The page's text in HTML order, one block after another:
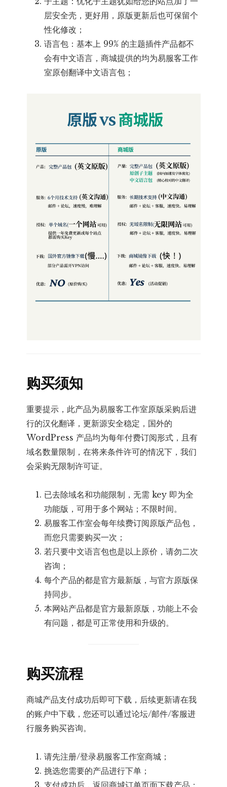
层安全壳，更好用，原版更新后也可保留个
性化修改；
语言包：基本上 99% 的主题插件产品都不
会有中文语言，商城提供的均为易服客工作
室原创翻译中文语言包；
购买须知
重要提示，此产品为易服客工作室原版采购后进
行的汉化翻译，更新源安全稳定，国外的
WordPress 产品均为每年付费订阅形式，且有
域名数量限制，在将来条件许可的情况下，我们
会采购无限制许可证。
已去除域名和功能限制，无需 key 即为全
功能版，可用于多个网站；不限时间。
易服客工作室会每年续费订阅原版产品包，
而您只需要购买一次；
若只要中文语言包也是以上原价，请勿二次
咨询；
每个产品的都是官方最新版，与官方原版保
持同步。
本网站产品都是官方最新原版，功能上不会
有问题，都是可正常使用和升级的。
购买流程
商城产品支付成功后即可下载，后续更新请在我
的账户中下载，您还可以通过论坛/邮件/客服进
行服务购买咨询。
请先注册/登录易服客工作室商城；
挑选您需要的产品进行下单；